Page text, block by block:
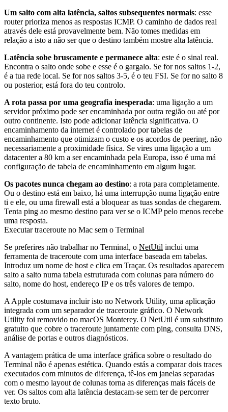
Um salto com alta latência, saltos subsequentes normais: esse
router prioriza menos as respostas ICMP. O caminho de dados real
através dele está provavelmente bem. Não tomes medidas em
relação a isto a não ser que o destino também mostre alta latência.
Latência sobe bruscamente e permanece alta: este é o sinal real.
Encontra o salto onde sobe e esse é o gargalo. Se for nos saltos 1-2,
é a tua rede local. Se for nos saltos 3-5, é o teu FSI. Se for no salto 8
ou posterior, está fora do teu controlo.
A rota passa por uma geografia inesperada: uma ligação a um
servidor próximo pode ser encaminhada por outra região ou até por
outro continente. Isto pode adicionar latência significativa. O
encaminhamento da internet é controlado por tabelas de
encaminhamento que otimizam o custo e os acordos de peering, não
necessariamente a proximidade física. Se vires uma ligação a um
datacenter a 80 km a ser encaminhada pela Europa, isso é uma má
configuração de tabela de encaminhamento em algum lugar.
Os pacotes nunca chegam ao destino: a rota para completamente.
Ou o destino está em baixo, há uma interrupção numa ligação entre
ti e ele, ou uma firewall está a bloquear as tuas sondas de chegarem.
Tenta ping ao mesmo destino para ver se o ICMP pelo menos recebe
uma resposta.
Executar traceroute no Mac sem o Terminal
Se preferires não trabalhar no Terminal, o NetUtil inclui uma
ferramenta de traceroute com uma interface baseada em tabelas.
Introduz um nome de host e clica em Traçar. Os resultados aparecem
salto a salto numa tabela estruturada com colunas para número do
salto, nome do host, endereço IP e os três valores de tempo.
A Apple costumava incluir isto no Network Utility, uma aplicação
integrada com um separador de traceroute gráfico. O Network
Utility foi removido no macOS Monterey. O NetUtil é um substituto
gratuito que cobre o traceroute juntamente com ping, consulta DNS,
análise de portas e outros diagnósticos.
A vantagem prática de uma interface gráfica sobre o resultado do
Terminal não é apenas estética. Quando estás a comparar dois traces
executados com minutos de diferença, tê-los em janelas separadas
com o mesmo layout de colunas torna as diferenças mais fáceis de
ver. Os saltos com alta latência destacam-se sem ter de percorrer
texto bruto.